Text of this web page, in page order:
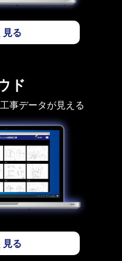
見る
ド
事データが見える
見る